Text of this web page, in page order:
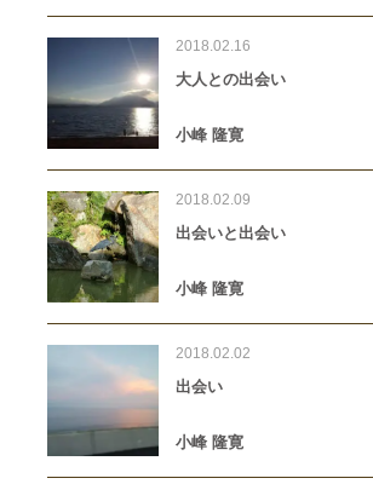
2018.02.16
大人との出会い
小峰 隆寛
2018.02.09
出会いと出会い
小峰 隆寛
2018.02.02
出会い
小峰 隆寛